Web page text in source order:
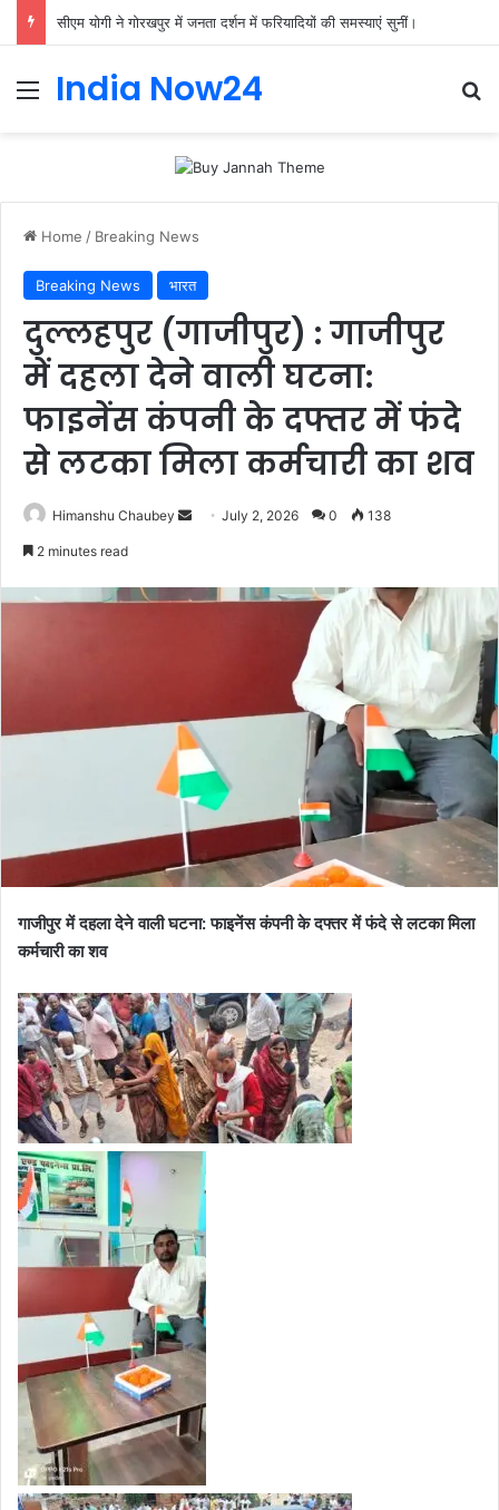
सीएम योगी ने गोरखपुर में जनता दर्शन में फरियादियों की समस्याएं सुनीं।
India Now24
Home / Breaking News
Breaking News भारत
दुल्लहपुर (गाजीपुर) : गाजीपुर
में दहला देने वाली घटना:
फाइनेंस कंपनी के दफ्तर में फंदे
से लटका मिला कर्मचारी का शव
Himanshu Chaubey July 2, 2026 0 138
2 minutes read
गाजीपुर में दहला देने वाली घटना: फाइनेंस कंपनी के दफ्तर में फंदे से लटका मिला
कर्मचारी का शव